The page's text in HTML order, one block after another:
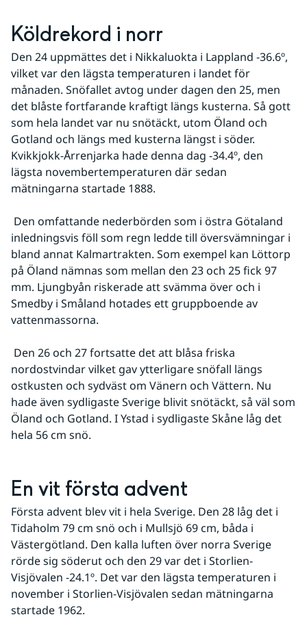
Köldrekord i norr
Den 24 uppmättes det i Nikkaluokta i Lappland -36.6º,
vilket var den lägsta temperaturen i landet för
månaden. Snöfallet avtog under dagen den 25, men
det blåste fortfarande kraftigt längs kusterna. Så gott
som hela landet var nu snötäckt, utom Öland och
Gotland och längs med kusterna längst i söder.
Kvikkjokk-Årrenjarka hade denna dag -34.4º, den
lägsta novembertemperaturen där sedan
mätningarna startade 1888.
inledningsvis föll som regn ledde till översvämningar i
bland annat Kalmartrakten. Som exempel kan Löttorp
på Öland nämnas som mellan den 23 och 25 fick 97
mm. Ljungbyån riskerade att svämma över och i
Smedby i Småland hotades ett gruppboende av
vattenmassorna.
nordostvindar vilket gav ytterligare snöfall längs
ostkusten och sydväst om Vänern och Vättern. Nu
hade även sydligaste Sverige blivit snötäckt, så väl som
Öland och Gotland. I Ystad i sydligaste Skåne låg det
hela 56 cm snö.
En vit första advent
Första advent blev vit i hela Sverige. Den 28 låg det i
Tidaholm 79 cm snö och i Mullsjö 69 cm, båda i
Västergötland. Den kalla luften över norra Sverige
rörde sig söderut och den 29 var det i Storlien-
Visjövalen -24.1º. Det var den lägsta temperaturen i
november i Storlien-Visjövalen sedan mätningarna
startade 1962.